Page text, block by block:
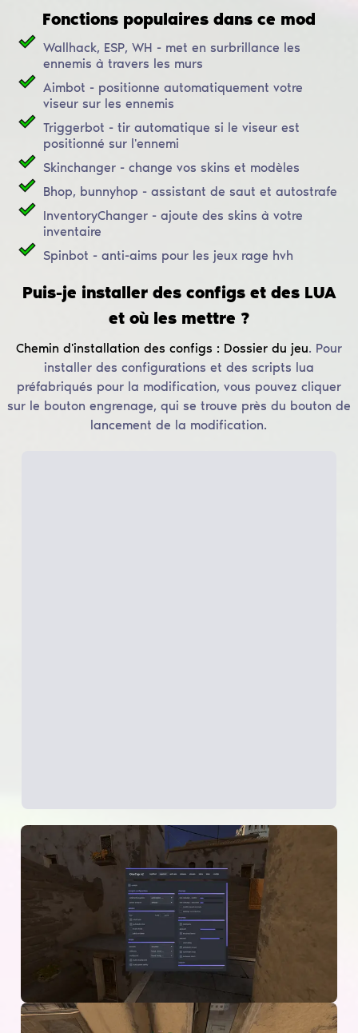
Fonctions populaires dans ce mod
Wallhack, ESP, WH - met en surbrillance les
ennemis à travers les murs
Aimbot - positionne automatiquement votre
viseur sur les ennemis
Triggerbot - tir automatique si le viseur est
positionné sur l'ennemi
Skinchanger - change vos skins et modèles
Bhop, bunnyhop - assistant de saut et autostrafe
InventoryChanger - ajoute des skins à votre
inventaire
Spinbot - anti-aims pour les jeux rage hvh
Puis-je installer des configs et des LUA
et où les mettre ?
Chemin d'installation des configs : Dossier du jeu. Pour
installer des configurations et des scripts lua
préfabriqués pour la modification, vous pouvez cliquer
sur le bouton engrenage, qui se trouve près du bouton de
lancement de la modification.